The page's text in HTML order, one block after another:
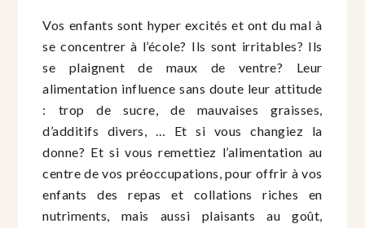
Vos enfants sont hyper excités et ont du mal à
se concentrer à l’école? Ils sont irritables? Ils
se plaignent de maux de ventre? Leur
alimentation influence sans doute leur attitude
: trop de sucre, de mauvaises graisses,
d’additifs divers, … Et si vous changiez la
donne? Et si vous remettiez l’alimentation au
centre de vos préoccupations, pour offrir à vos
enfants des repas et collations riches en
nutriments, mais aussi plaisants au goût,